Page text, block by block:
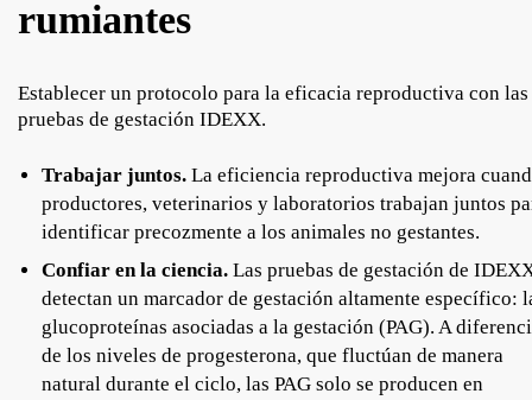
rumiantes
Establecer un protocolo para la eficacia reproductiva con las
pruebas de gestación IDEXX.
Trabajar juntos. La eficiencia reproductiva mejora
productores, veterinarios y laboratorios trabajan juntos
identificar precozmente a los animales no gestantes.
Confiar en la ciencia. Las pruebas de gestación de
detectan un marcador de gestación altamente específico:
glucoproteínas asociadas a la gestación (PAG). A
de los niveles de progesterona, que fluctúan de manera
natural durante el ciclo, las PAG solo se producen en